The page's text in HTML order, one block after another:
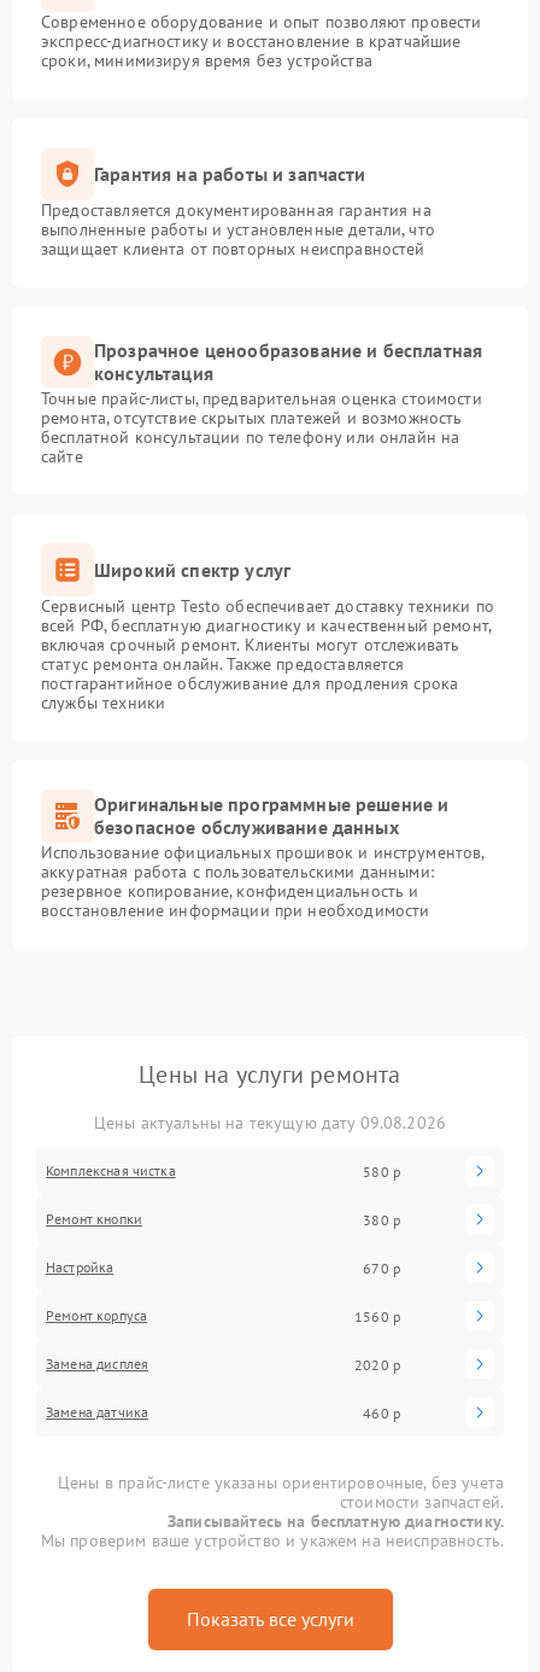
Современное оборудование и опыт позволяют провести
экспресс-диагностику и восстановление в кратчайшие
сроки, минимизируя время без устройства
Гарантия на работы и запчасти
Предоставляется документированная гарантия на
выполненные работы и установленные детали, что
защищает клиента от повторных неисправностей
Прозрачное ценообразование и бесплатная
консультация
Точные прайс-листы, предварительная оценка стоимости
ремонта, отсутствие скрытых платежей и возможность
бесплатной консультации по телефону или онлайн на
сайте
Широкий спектр услуг
Сервисный центр Testo обеспечивает доставку техники по
всей РФ, бесплатную диагностику и качественный ремонт,
включая срочный ремонт. Клиенты могут отслеживать
статус ремонта онлайн. Также предоставляется
постгарантийное обслуживание для продления срока
службы техники
Оригинальные программные решение и
безопасное обслуживание данных
Использование официальных прошивок и инструментов,
аккуратная работа с пользовательскими данными:
резервное копирование, конфиденциальность и
восстановление информации при необходимости
Цены на услуги ремонта
Цены актуальны на текущую дату 09.08.2026
Комплексная чистка 580 р
Ремонт кнопки 380 р
Настройка 670 р
Ремонт корпуса 1560 р
Замена дисплея 2020 р
Замена датчика 460 р
Цены в прайс-листе указаны ориентировочные, без учета
стоимости запчастей.
Записывайтесь на бесплатную диагностику.
Мы проверим ваше устройство и укажем на неисправность.
Показать все услуги